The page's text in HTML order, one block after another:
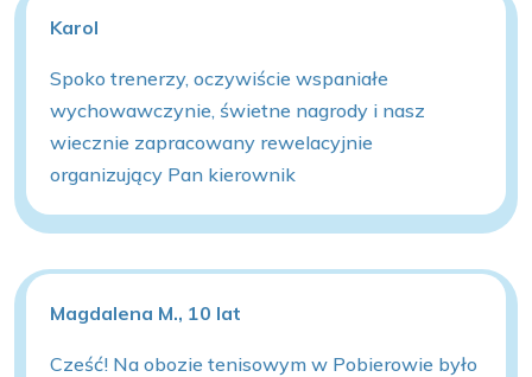
Karol
Spoko trenerzy, oczywiście wspaniałe
wychowawczynie, świetne nagrody i nasz
wiecznie zapracowany rewelacyjnie
organizujący Pan kierownik
Magdalena M., 10 lat
Cześć! Na obozie tenisowym w Pobierowie było